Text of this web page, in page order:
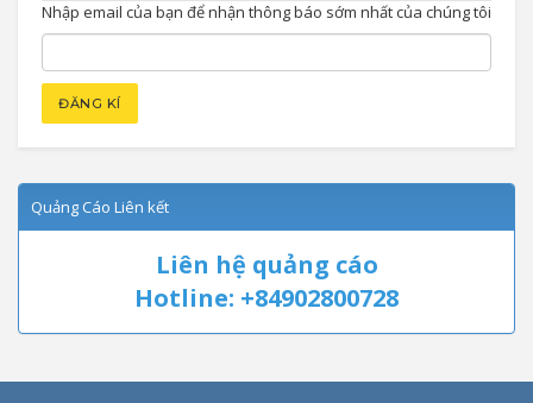
Nhập email của bạn để nhận thông báo sớm nhất của chúng tôi
Quảng Cáo Liên kết
Liên hệ quảng cáo
Hotline: +84902800728